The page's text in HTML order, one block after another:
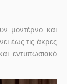
μοντέρνο και
έως τις άκρες
εντυπωσιακό